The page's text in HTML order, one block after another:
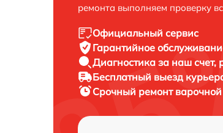
ремонта выполняем проверку
Официальный сервис
Гарантийное
Диагностика за наш счет,
Бесплатный выезд
Срочный ремонт